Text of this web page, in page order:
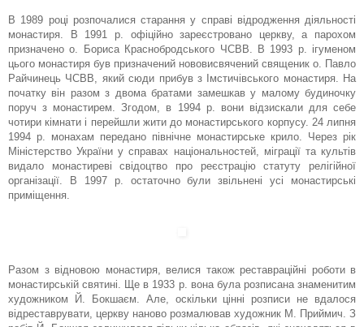
В 1989 році розпочалися старання у справі відродження діяльності
монастиря. В 1991 р. офіційно зареєстровано церкву, а парохом
призначено о. Бориса Краснобродського ЧСВВ. В 1993 р. ігуменом
цього монастиря був призначений нововисвячений священик о. Павло
Райчинець ЧСВВ, який сюди прибув з Імстичівського монастиря. На
початку він разом з двома братами замешкав у малому будиночку
поруч з монастирем. Згодом, в 1994 р. вони відзискали для себе
чотири кімнати і перейшли жити до монастирського корпусу. 24 липня
1994 р. монахам передано північне монастирське крило. Через рік
Міністерство України у справах національностей, міграції та культів
видало монастиреві свідоцтво про реєстрацію статуту релігійної
організації. В 1997 р. остаточно були звільнені усі монастирські
приміщення.
Разом з відновою монастиря, велися також реставраційні роботи в
монастирській святині. Ще в 1933 р. вона була розписана знаменитим
художником Й. Бокшаєм. Але, оскільки цінні розписи не вдалося
відреставрувати, церкву наново розмалював художник М. Приймич. З